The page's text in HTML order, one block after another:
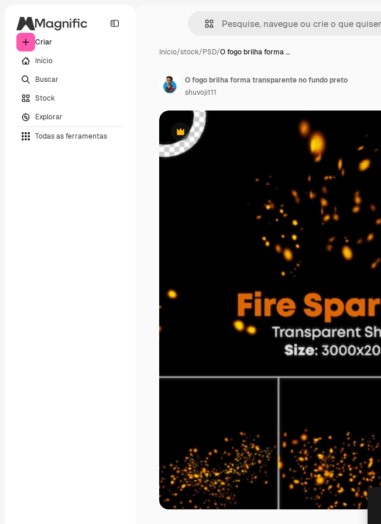
Criar
Início
Buscar
Stock
Explorar
Todas as ferramentas
Início/stock/PSD/O fogo brilha forma …
Premium
O fogo brilha forma transparente no fundo preto
shuvojit11